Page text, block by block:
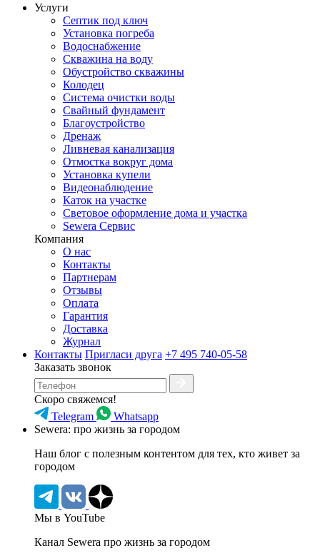
Услуги
Септик под ключ
Установка погреба
Водоснабжение
Скважина на воду
Обустройство скважины
Колодец
Система очистки воды
Свайный фундамент
Благоустройство
Дренаж
Ливневая канализация
Отмостка вокруг дома
Установка купели
Видеонаблюдение
Каток на участке
Световое оформление дома и участка
Sewera Сервис
Компания
О нас
Контакты
Партнерам
Отзывы
Оплата
Гарантия
Доставка
Журнал
Контакты Пригласи друга +7 495 740-05-58
Заказать звонок
Скоро свяжемся!
Telegram
Whatsapp
Sewera: про жизнь за городом
Наш блог c полезным контентом для тех, кто живет за
городом
Мы в YouTube
Канал Sewera про жизнь за городом